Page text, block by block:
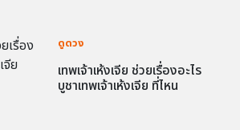
ดูดวง
เทพเจ้าเห้งเจีย ช่วยเรื่องอะไร
บูชาเทพเจ้าเห้งเจีย ที่ไหน